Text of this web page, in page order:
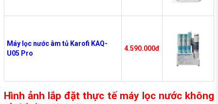
Máy lọc nước âm tủ Karofi KAQ-
U05 Pro
4.590.000đ
Hình ảnh lắp đặt thực tế máy lọc nước không